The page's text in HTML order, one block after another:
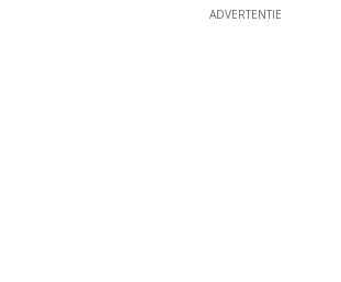
ADVERTENTIE